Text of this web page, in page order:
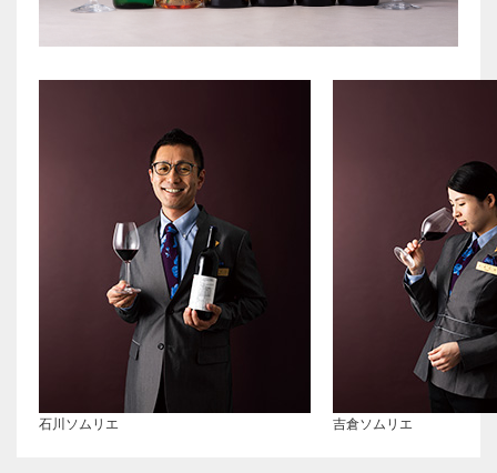
石川ソムリエ 吉倉ソムリエ